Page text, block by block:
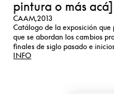
pintura o más acá]
CAAM,2013
Catálogo de la exposición
que se abordan los cambios
finales de siglo pasado e
INFO